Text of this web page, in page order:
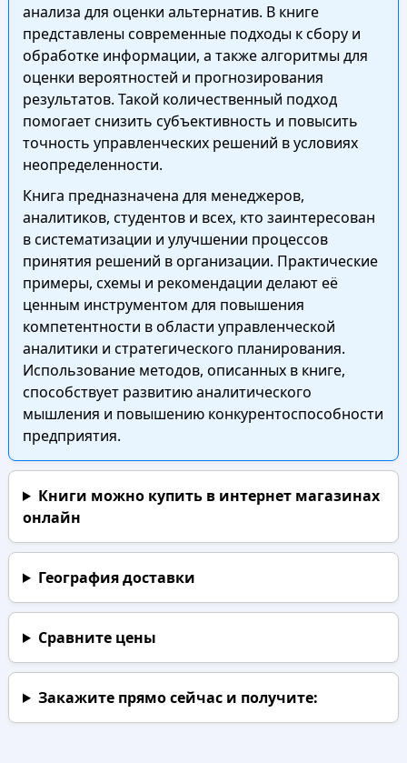
анализа для оценки альтернатив. В книге
представлены современные подходы к сбору и
обработке информации, а также алгоритмы для
оценки вероятностей и прогнозирования
результатов. Такой количественный подход
помогает снизить субъективность и повысить
точность управленческих решений в условиях
неопределенности.
Книга предназначена для менеджеров,
аналитиков, студентов и всех, кто заинтересован
в систематизации и улучшении процессов
принятия решений в организации. Практические
примеры, схемы и рекомендации делают её
ценным инструментом для повышения
компетентности в области управленческой
аналитики и стратегического планирования.
Использование методов, описанных в книге,
способствует развитию аналитического
мышления и повышению конкурентоспособности
предприятия.
Книги можно купить в интернет магазинах
онлайн
География доставки
Сравните цены
Закажите прямо сейчаси получите: